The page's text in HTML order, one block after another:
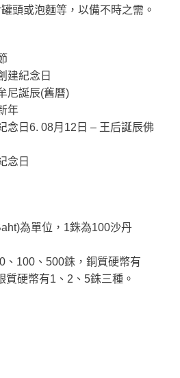
頭或泡麵等，以備不時之需。
建紀念日
尼誕辰(舊曆)
年
念日 6. 08月12日 – 王后誕辰佛
念日
為單位，1銖為100沙丹
、100、500銖，銅質硬幣有
質硬幣有1、2、5銖三種。